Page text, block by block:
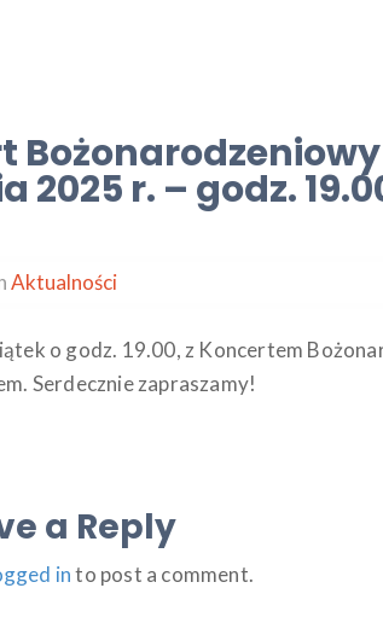
2025 r. – godz.
Aktualności
o godz. 19.00, z Koncertem
Serdecznie zapraszamy!
a Reply
into post a comment.